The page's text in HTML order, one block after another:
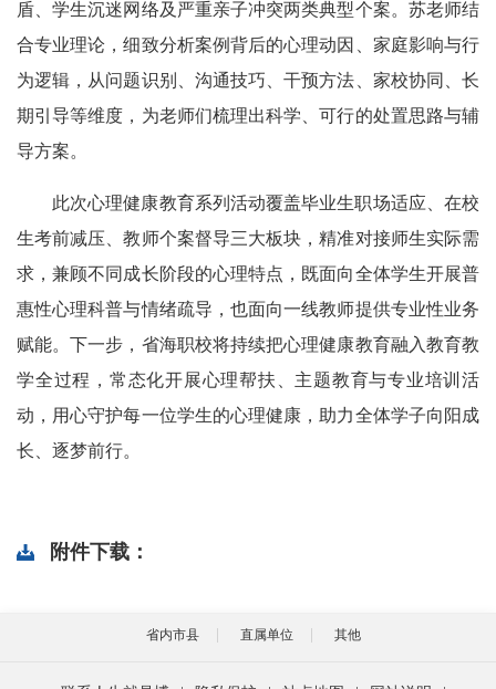
盾、学生沉迷网络及严重亲子冲突两类典型个案。苏老师结
合专业理论，细致分析案例背后的心理动因、家庭影响与行
为逻辑，从问题识别、沟通技巧、干预方法、家校协同、长
期引导等维度，为老师们梳理出科学、可行的处置思路与辅
导方案。
此次心理健康教育系列活动覆盖毕业生职场适应、在校
生考前减压、教师个案督导三大板块，精准对接师生实际需
求，兼顾不同成长阶段的心理特点，既面向全体学生开展普
惠性心理科普与情绪疏导，也面向一线教师提供专业性业务
赋能。下一步，省海职校将持续把心理健康教育融入教育教
学全过程，常态化开展心理帮扶、主题教育与专业培训活
动，用心守护每一位学生的心理健康，助力全体学子向阳成
长、逐梦前行。
附件下载：
省内市县 直属单位 其他